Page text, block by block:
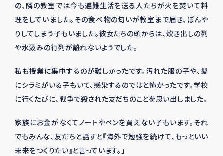
の、隣の教室では今も避難生活を送る人たちが火を焚いて料
理をしていました。その食べ物の匂いが教室まで届き、ぼんや
りしてしまう子もいました。彼女たちの頭からは、炊き出しの列
や水汲みの行列が離れないようでした。
私も授業に集中するのが難しかったです。汚れた服の子や、髪
にシラミがいる子もいて、感染するのではと怖かったです。学校
に行くたびに、戦争で殺された友だちのことを思い出しました。
家族にお金がなくてノートやペンを買えない子もいます。それ
でもみんな、友だちと話すと『海外で勉強を続けて、もっといい
未来をつくりたい』と言っています。」